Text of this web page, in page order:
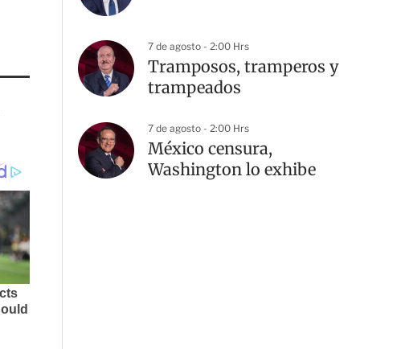
7 de agosto - 2:00 Hrs
Tramposos, tramperos y
trampeados
7 de agosto - 2:00 Hrs
México censura,
Washington lo exhibe